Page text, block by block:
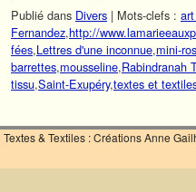
Publié dans Divers | Mots-clefs :
Fernandez,http://
fées,Lettres d'une inconnue,mini-
barrettes,mousseline,Rabindranah
tissu,Saint-Exupéry,textes et
Textes & Textiles : Créations Anne